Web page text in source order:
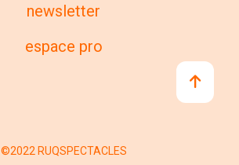
newsletter
espace pro
©2022 RUQSPECTACLES